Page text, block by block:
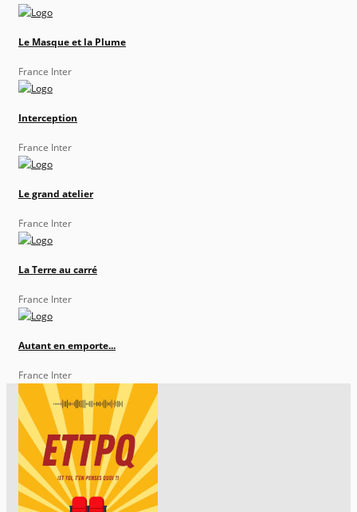
Le Masque et la Plume
France Inter
Interception
France Inter
Le grand atelier
France Inter
La Terre au carré
France Inter
Autant en emporte...
France Inter